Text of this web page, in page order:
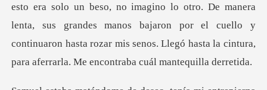
esto era solo un beso, no imagino lo otro. De manera
lenta, sus grandes manos bajaron por el cuello y
continu